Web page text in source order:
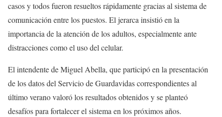
casos y todos fueron resueltos rápidamente gracias al sistema de
comunicación entre los puestos. El jerarca insistió en la
importancia de la atención de los adultos, especialmente ante
distracciones como el uso del celular.
El intendente de Miguel Abella, que participó en la presentación
de los datos del Servicio de Guardavidas correspondientes al
último verano valoró los resultados obtenidos y se planteó
desafíos para fortalecer el sistema en los próximos años.